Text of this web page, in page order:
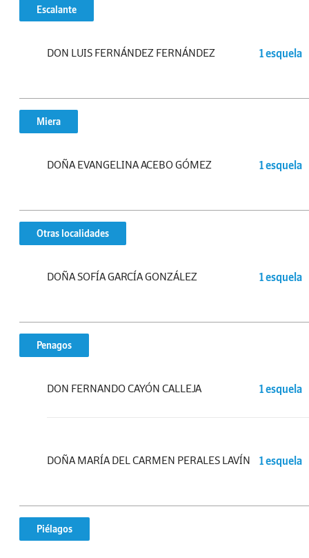
Escalante
DON LUIS FERNÁNDEZ FERNÁNDEZ 1 esquela
Miera
DOÑA EVANGELINA ACEBO GÓMEZ 1 esquela
Otras localidades
DOÑA SOFÍA GARCÍA GONZÁLEZ 1 esquela
Penagos
DON FERNANDO CAYÓN CALLEJA 1 esquela
DOÑA MARÍA DEL CARMEN PERALES LAVÍN 1 esquela
Piélagos